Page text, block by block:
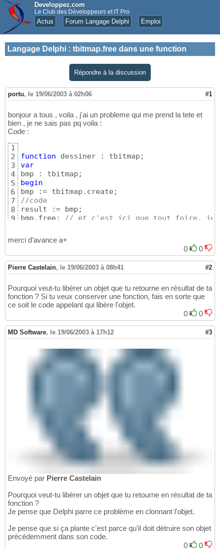
Developpez.com
Le Club des Développeurs et IT Pro
Actus Forum Langage Delphi Emploi
Langage Delphi : tbitmap.free dans une function
Répondre à la discussion
portu, le 19/06/2003 à 02h06 #1
bonjour a tous , voila , j'ai un probleme qui me prend la tete et
bien , je ne sais pas pq voila :
Code :
1
2
3
4
5
6
7
8
9
function
var
begin
//code
result := bmp;
bmp.free;
// et c'est ici que tout foire, je
merci d'avance a+
0
0
Pierre Castelain, le 19/06/2003 à 08h41 #2
Pourquoi veut-tu libérer un objet que tu retourne en résultat de ta
fonction ? Si tu veux conserver une fonction, fais en sorte que
ce soit le code appelant qui libère l'objet.
0
0
MD Software, le 19/06/2003 à 17h12 #3
Envoyé par Pierre Castelain
Pourquoi veut-tu libérer un objet que tu retourne en résultat de ta
fonction ?
Je pense que Delphi parre ce problème en clonnant l'objet.
Je pense que si ça plante c'est parce qu'il doit détruire son objet
précédemment dans son code.
0
0